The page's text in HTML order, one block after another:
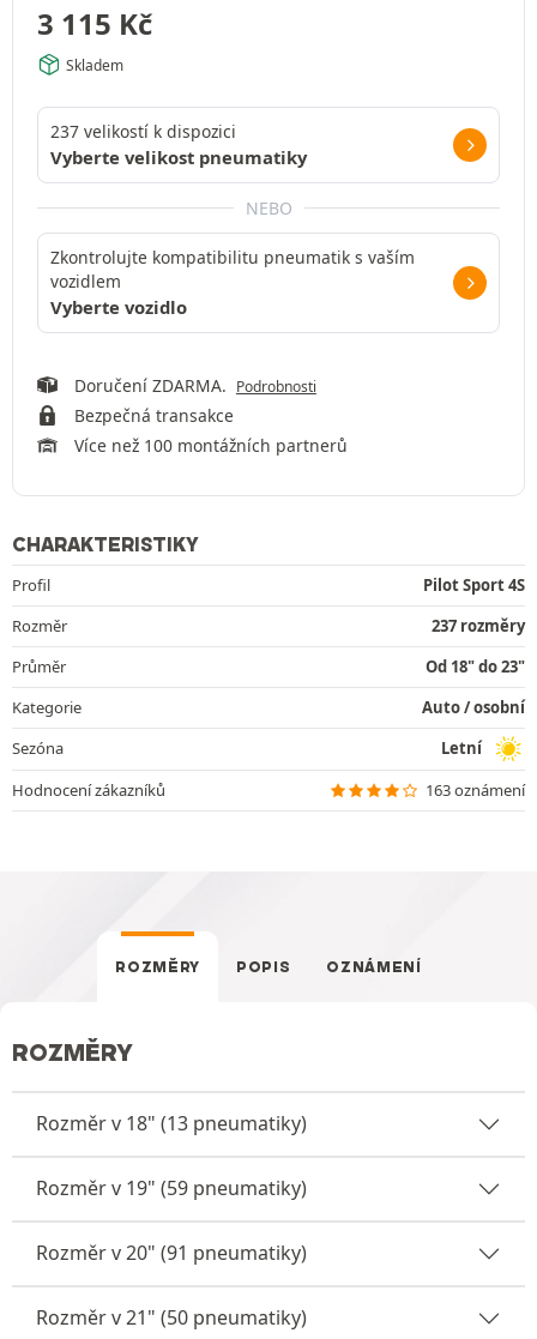
3 115 Kč
Skladem
237 velikostí k dispozici
Vyberte velikost pneumatiky
NEBO
Zkontrolujte kompatibilitu pneumatik s vaším
vozidlem
Vyberte vozidlo
Doručení ZDARMA. Podrobnosti
Bezpečná transakce
Více než 100 montážních partnerů
CHARAKTERISTIKY
Profil
Pilot Sport 4S
Rozměr
237 rozměry
Průměr
Od 18" do 23"
Kategorie
Auto / osobní
Sezóna
Letní
Hodnocení zákazníků
163 oznámení
ROZMĚRY POPIS OZNÁMENÍ
ROZMĚRY
Rozměr v 18" (13 pneumatiky)
Rozměr v 19" (59 pneumatiky)
Rozměr v 20" (91 pneumatiky)
Rozměr v 21" (50 pneumatiky)